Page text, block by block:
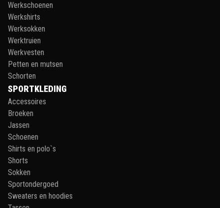
Werkschoenen
Werkshirts
Werksokken
Werktruien
Werkvesten
Petten en mutsen
Schorten
SPORTKLEDING
Accessoires
Broeken
Jassen
Schoenen
Shirts en polo`s
Shorts
Sokken
Sportondergoed
Sweaters en hoodies